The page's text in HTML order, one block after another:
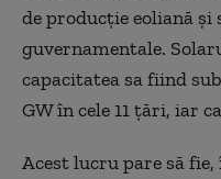
de producție eoliană și
guvernamentale.
capacitatea sa fiind
GW în cele 11 țări, iar
Acest lucru pare să